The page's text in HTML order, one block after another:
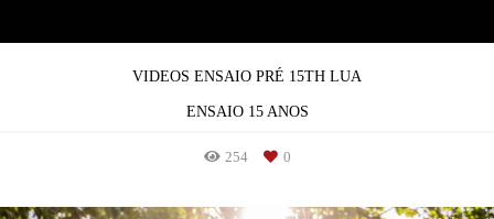
VIDEOS ENSAIO PRÉ 15TH LUA
ENSAIO 15 ANOS
254 0